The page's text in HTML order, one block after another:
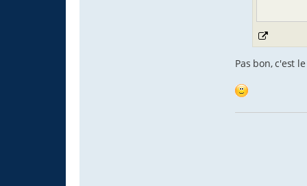
Pas bon, c'est